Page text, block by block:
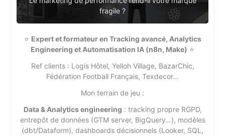
fragile ?
⭐ Expert et formateur en Tracking avancé, Analytics
Engineering et Automatisation IA (n8n, Make) ⭐
Ref clients : Logis Hôtel, Yelloh Village, BazarChic,
Fédération Football Français, Texdecor…
Mon terrain de jeu :
Data & Analytics engineering : tracking propre RGPD,
entrepôt de données (GTM server, BigQuery…), modèles
(dbt/Dataform), dashboards décisionnels (Looker, SQL,